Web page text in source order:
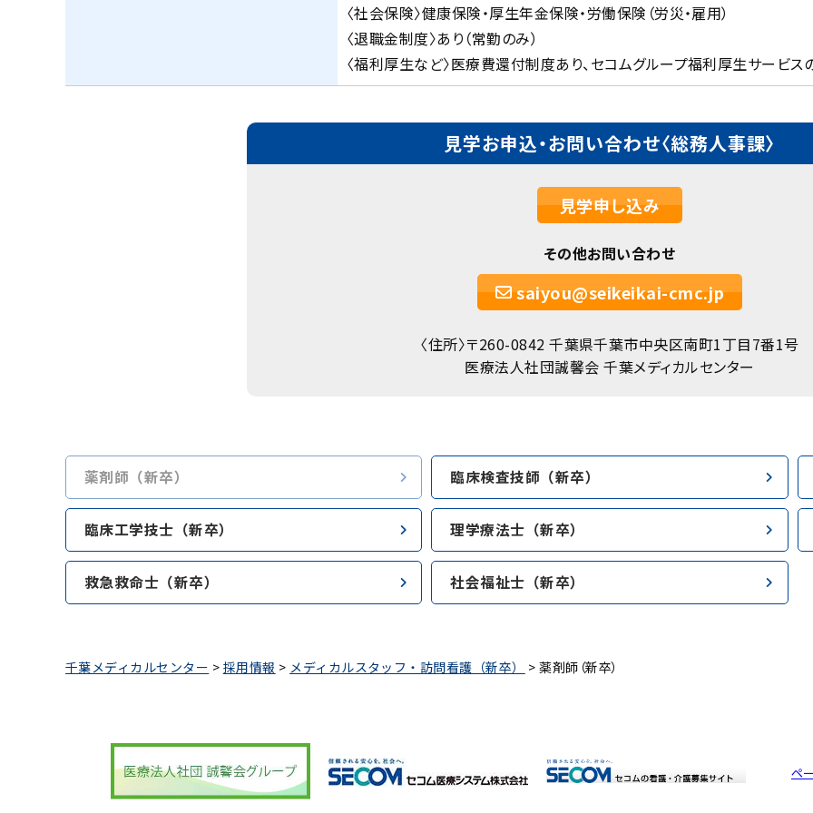
〈社会保険〉健康保険・厚生年金保険・労働保険（労災・雇用）
〈退職金制度〉あり（常勤のみ）
〈福利厚生など〉医療費還付制度あり、セコムグループ福利厚生サービス
見学お申込・お問い合わせ〈総務人事課〉
見学申し込み
その他お問い合わせ
saiyou@seikeikai-cmc.jp
〈住所〉〒260-0842 千葉県千葉市中央区南町1丁目7番1号
医療法人社団誠馨会 千葉メディカルセンター
薬剤師（新卒） 臨床検査技師（新卒）
臨床工学技士（新卒） 理学療法士（新卒）
救急救命士（新卒） 社会福祉士（新卒）
千葉メディカルセンター > 採用情報 > メディカルスタッフ・訪問看護（新卒） >薬剤師（新卒）
ペ